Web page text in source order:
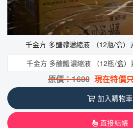
千金方 多醣體濃縮液 （12瓶/盒）
千金方 多醣體濃縮液 （12瓶/盒
原價：1600 現在特價
加入購物車
直接結帳